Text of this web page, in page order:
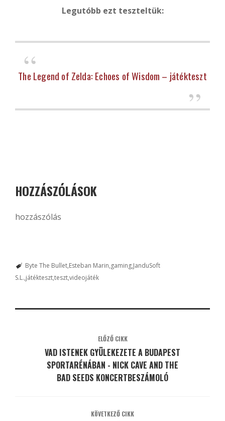
Legutóbb ezt teszteltük:
The Legend of Zelda: Echoes of Wisdom – játékteszt
HOZZÁSZÓLÁSOK
hozzászólás
Byte The Bullet Esteban Marin gaming JanduSoft
S.L. játékteszttesztvideojáték
ELŐZŐ CIKK
VAD ISTENEK GYÜLEKEZETE A BUDAPEST
SPORTARÉNÁBAN - NICK CAVE AND THE
BAD SEEDS KONCERTBESZÁMOLÓ
KÖVETKEZŐ CIKK